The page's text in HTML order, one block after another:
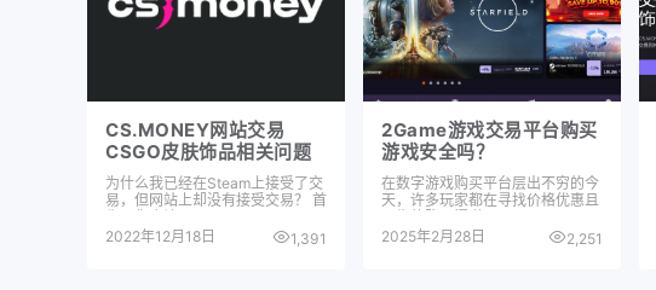
CS.MONEY网站交易
CSGO皮肤饰品相关问题
为什么我已经在Steam上接受了交
易，但网站上却没有接受交易？ 首
先，你应该…
2022年12月18日
1,391
2Game游戏交易平台购买
游戏安全吗？
在数字游戏购买平台层出不穷的今
天，许多玩家都在寻找价格优惠且
可靠的购买渠道。…
2025年2月28日
2,251